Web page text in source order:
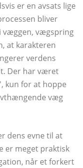
er en avsats lige
bliver
væggen, vægspring
at karakteren
verdens
Der har været
kun for at hoppe
væg
dens evne til at
er meget praktisk
når et forkert